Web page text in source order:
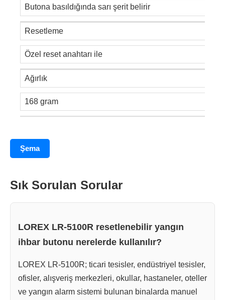
Butona basıldığında sarı şerit belirir
Resetleme
Özel reset anahtarı ile
Ağırlık
168 gram
Şema
Sık Sorulan Sorular
LOREX LR-5100R resetlenebilir yangın
ihbar butonu nerelerde kullanılır?
LOREX LR-5100R; ticari tesisler, endüstriyel tesisler,
ofisler, alışveriş merkezleri, okullar, hastaneler, oteller
ve yangın alarm sistemi bulunan binalarda manuel